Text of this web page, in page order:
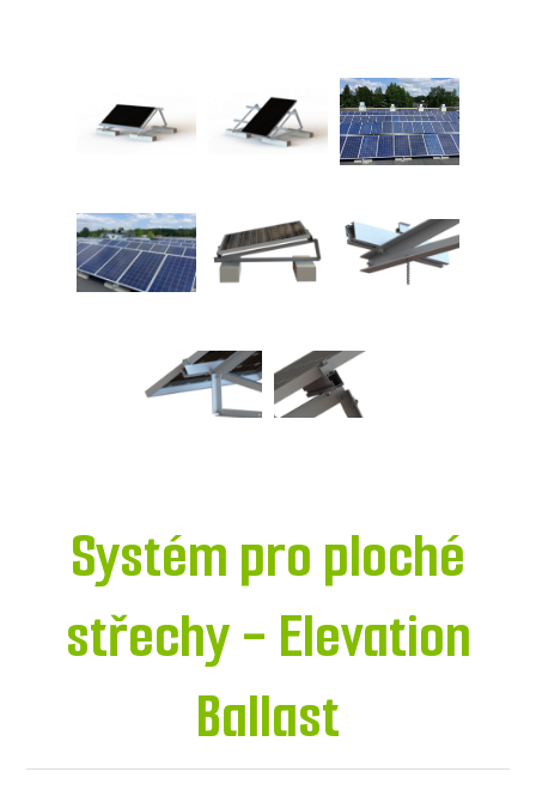
Systém pro ploché
střechy - Elevation
Ballast